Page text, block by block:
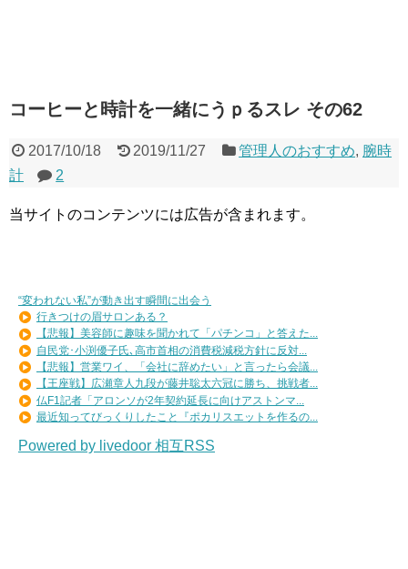
コーヒーと時計を一緒にうｐるスレ その62
2017/10/18 2019/11/27 管理人のおすすめ, 腕時
計
2
当サイトのコンテンツには広告が含まれます。
“変われない私”が動き出す瞬間に出会う
行きつけの眉サロンある？
【悲報】美容師に趣味を聞かれて「パチンコ」と答えた...
自民党･小渕優子氏､高市首相の消費税減税方針に反対...
【悲報】営業ワイ、「会社に辞めたい」と言ったら会議...
【王座戦】広瀬章人九段が藤井聡太六冠に勝ち、挑戦者...
仏F1記者「アロンソが2年契約延長に向けアストンマ...
最近知ってびっくりしたこと『ポカリスエットを作るの...
Powered by livedoor 相互RSS